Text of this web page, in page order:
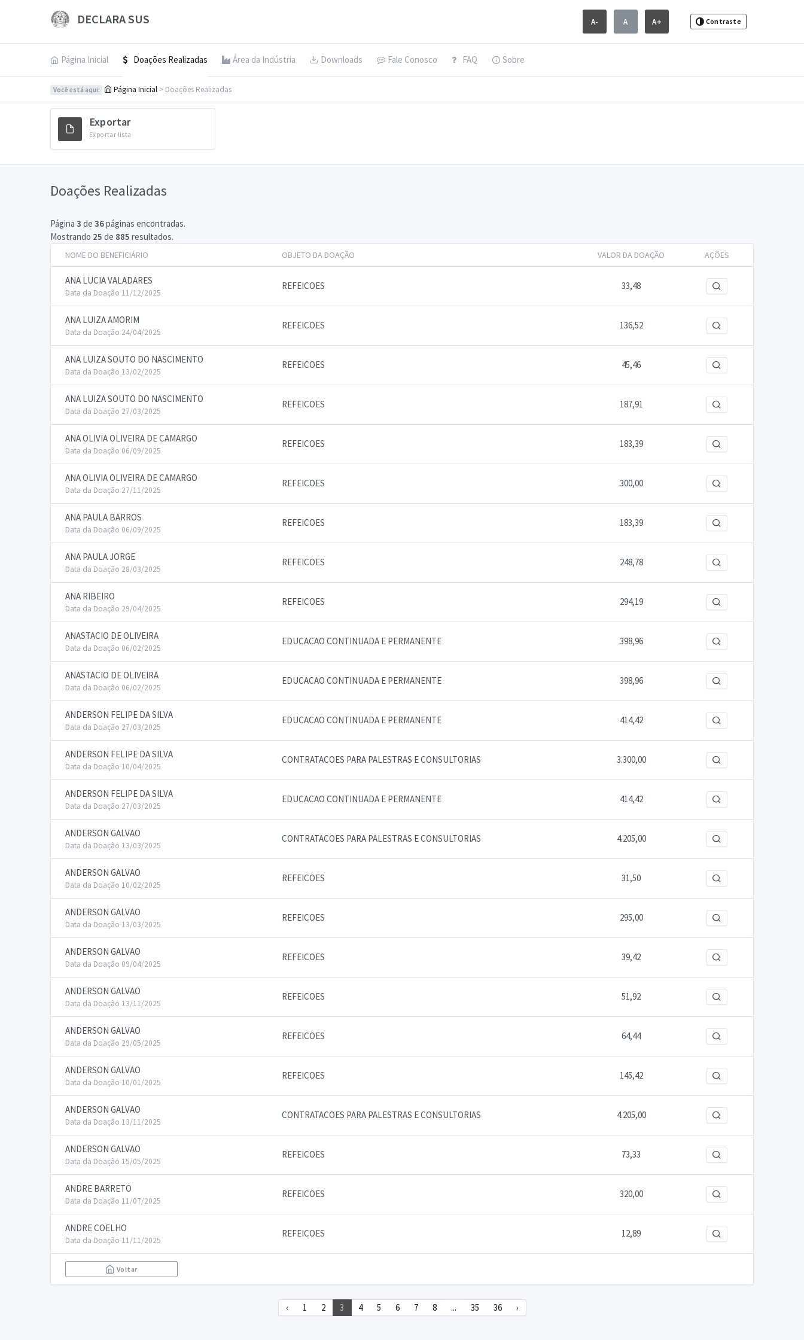
DECLARA SUS A- A A+ Contraste
Página Inicial Doações Realizadas Área da Indústria Downloads Fale Conosco FAQ Sobre
Você está aqui: Página Inicial > Doações Realizadas
Exportar
Exportar lista
Doações Realizadas
Página 3 de 36páginas encontradas.
Mostrando 25 de 885 resultados.
NOME DO BENEFICIÁRIO OBJETO DA DOAÇÃO VALOR DA DOAÇÃO AÇÕES
ANA LUCIA VALADARES
Data da Doação 11/12/2025
REFEICOES 33,48
ANA LUIZA AMORIM
Data da Doação 24/04/2025
REFEICOES 136,52
ANA LUIZA SOUTO DO NASCIMENTO
Data da Doação 13/02/2025
REFEICOES 45,46
ANA LUIZA SOUTO DO NASCIMENTO
Data da Doação 27/03/2025
REFEICOES 187,91
ANA OLIVIA OLIVEIRA DE CAMARGO
Data da Doação 06/09/2025
REFEICOES 183,39
ANA OLIVIA OLIVEIRA DE CAMARGO
Data da Doação 27/11/2025
REFEICOES 300,00
ANA PAULA BARROS
Data da Doação 06/09/2025
REFEICOES 183,39
ANA PAULA JORGE
Data da Doação 28/03/2025
REFEICOES 248,78
ANA RIBEIRO
Data da Doação 29/04/2025
REFEICOES 294,19
ANASTACIO DE OLIVEIRA
Data da Doação 06/02/2025
EDUCACAO CONTINUADA E PERMANENTE 398,96
ANASTACIO DE OLIVEIRA
Data da Doação 06/02/2025
EDUCACAO CONTINUADA E PERMANENTE 398,96
ANDERSON FELIPE DA SILVA
Data da Doação 27/03/2025
EDUCACAO CONTINUADA E PERMANENTE 414,42
ANDERSON FELIPE DA SILVA
Data da Doação 10/04/2025
CONTRATACOES PARA PALESTRAS E CONSULTORIAS 3.300,00
ANDERSON FELIPE DA SILVA
Data da Doação 27/03/2025
EDUCACAO CONTINUADA E PERMANENTE 414,42
ANDERSON GALVAO
Data da Doação 13/03/2025
CONTRATACOES PARA PALESTRAS E CONSULTORIAS 4.205,00
ANDERSON GALVAO
Data da Doação 10/02/2025
REFEICOES 31,50
ANDERSON GALVAO
Data da Doação 13/03/2025
REFEICOES 295,00
ANDERSON GALVAO
Data da Doação 09/04/2025
REFEICOES 39,42
ANDERSON GALVAO
Data da Doação 13/11/2025
REFEICOES 51,92
ANDERSON GALVAO
Data da Doação 29/05/2025
REFEICOES 64,44
ANDERSON GALVAO
Data da Doação 10/01/2025
REFEICOES 145,42
ANDERSON GALVAO
Data da Doação 13/11/2025
CONTRATACOES PARA PALESTRAS E CONSULTORIAS 4.205,00
ANDERSON GALVAO
Data da Doação 15/05/2025
REFEICOES 73,33
ANDRE BARRETO
Data da Doação 11/07/2025
REFEICOES 320,00
ANDRE COELHO
Data da Doação 11/11/2025
REFEICOES 12,89
Voltar
‹ 1 2 3 4 5 6 7 8 ... 35 36 ›